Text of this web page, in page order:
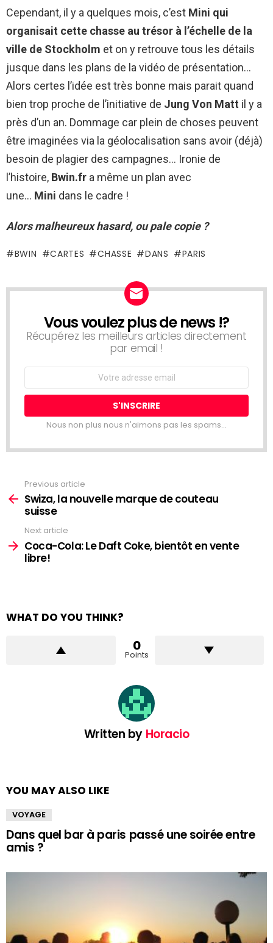
Cependant, il y a quelques mois, c’est Mini qui
organisait cette chasse au trésor à l’échelle de la
ville de Stockholm et on y retrouve tous les détails
jusque dans les plans de la vidéo de présentation…
Alors certes l’idée est très bonne mais parait quand
bien trop proche de l’initiative de Jung Von Matt il y a
près d’un an. Dommage car plein de choses peuvent
être imaginées via la géolocalisation sans avoir (déjà)
besoin de plagier des campagnes… Ironie de
l’histoire, Bwin.fr a même un plan avec
une… Mini dans le cadre !
Alors malheureux hasard, ou pale copie ?
BWIN CARTES CHASSE DANS PARIS
NEWSLETTER
Vous voulez plus de news !?
Récupérez les meilleurs articles directement
par email !
Email
Nous non plus nous n'aimons pas les spams...
more
Previous article
Swiza, la nouvelle marque de couteau
suisse
Next article
Coca-Cola: Le Daft Coke, bientôt en vente
libre!
WHAT DO YOU THINK?
0
Points
Written by Horacio
YOU MAY ALSO LIKE
VOYAGE
Dans quel bar à paris passé une soirée entre
amis ?